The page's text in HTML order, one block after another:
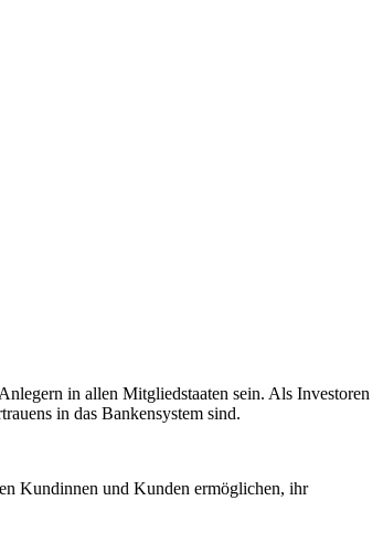
in allen Mitgliedstaaten sein. Als Investoren
in das Bankensystem sind.
Kundinnen und Kunden ermöglichen, ihr